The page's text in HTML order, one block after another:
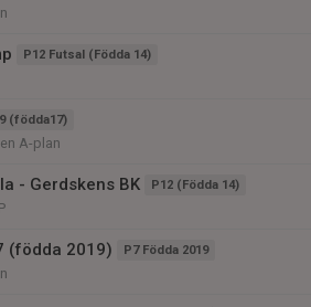
P12 Futsal (Födda 14)
(födda17)
A-plan
- Gerdskens BK P12 (Födda 14)
(födda 2019) P7 Födda 2019